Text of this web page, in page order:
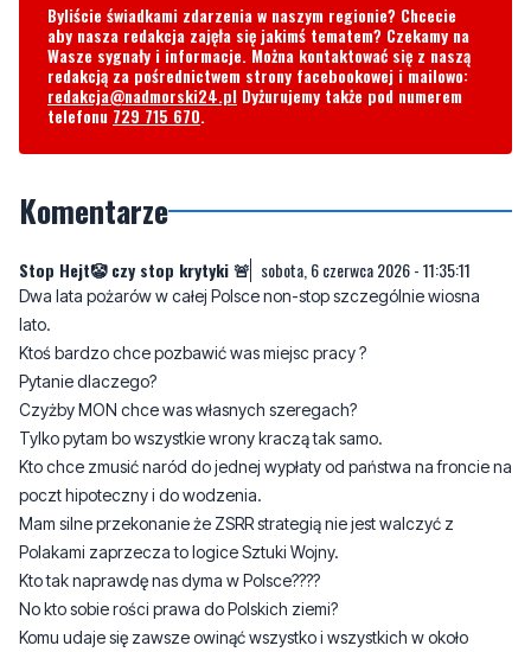
Byliście świadkami zdarzenia w naszym regionie? Chcecie
aby nasza redakcja zajęła się jakimś tematem? Czekamy na
Wasze sygnały i informacje. Można kontaktować się z naszą
redakcją za pośrednictwem strony facebookowej i mailowo:
redakcja@nadmorski24.pl Dyżurujemy także pod numerem
telefonu 729 715 670.
Komentarze
Stop Hejt🤡 czy stop krytyki 🚨 sobota, 6 czerwca 2026 - 11:35:11
Dwa lata pożarów w całej Polsce non-stop szczególnie wiosna
lato.
Ktoś bardzo chce pozbawić was miejsc pracy ?
Pytanie dlaczego?
Czyżby MON chce was własnych szeregach?
Tylko pytam bo wszystkie wrony kraczą tak samo.
Kto chce zmusić naród do jednej wypłaty od państwa na froncie na
poczt hipoteczny i do wodzenia.
Mam silne przekonanie że ZSRR strategią nie jest walczyć z
Polakami zaprzecza to logice Sztuki Wojny.
Kto tak naprawdę nas dyma w Polsce????
No kto sobie rości prawa do Polskich ziemi?
Komu udaje się zawsze owinąć wszystko i wszystkich w około